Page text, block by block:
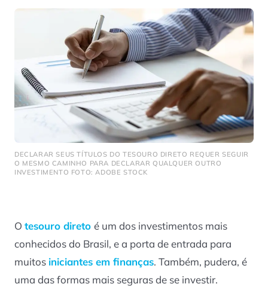
DECLARAR SEUS TÍTULOS DO TESOURO DIRETO REQUER SEGUIR
O MESMO CAMINHO PARA DECLARAR QUALQUER OUTRO
INVESTIMENTO FOTO: ADOBE STOCK
O tesouro direto é um dos investimentos mais
conhecidos do Brasil, e a porta de entrada para
muitos iniciantes em finanças. Também, pudera, é
uma das formas mais seguras de se investir.